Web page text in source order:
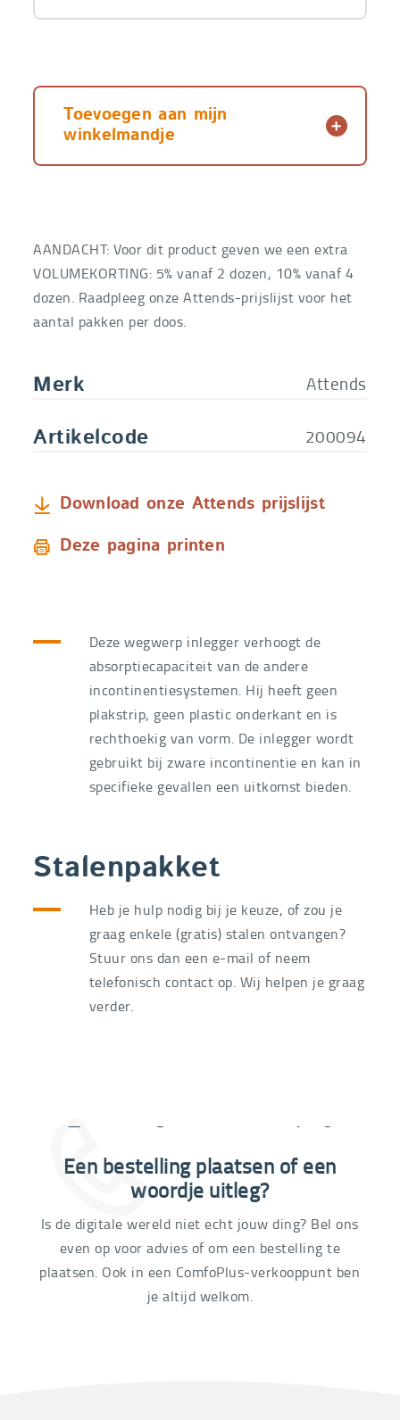
Toevoegen aan mijn
winkelmandje
AANDACHT: Voor dit product geven we een extra
VOLUMEKORTING: 5% vanaf 2 dozen, 10% vanaf 4
dozen. Raadpleeg onze Attends-prijslijst voor het
aantal pakken per doos.
Merk Attends
Artikelcode 200094
Download onze Attends prijslijst
Deze pagina printen
Deze wegwerp inlegger verhoogt de
absorptiecapaciteit van de andere
incontinentiesystemen. Hij heeft geen
plakstrip, geen plastic onderkant en is
rechthoekig van vorm. De inlegger wordt
gebruikt bij zware incontinentie en kan in
specifieke gevallen een uitkomst bieden.
Stalenpakket
Heb je hulp nodig bij je keuze, of zou je
graag enkele (gratis) stalen ontvangen?
Stuur ons dan een e-mail of neem
telefonisch contact op. Wij helpen je graag
verder.
03 292 21 60
Een bestelling plaatsen of een
woordje uitleg?
Is de digitale wereld niet echt jouw ding? Bel ons
even op voor advies of om een bestelling te
plaatsen. Ook in een ComfoPlus-verkooppunt ben
je altijd welkom.